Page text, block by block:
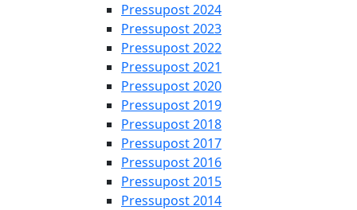
Pressupost 2024
Pressupost 2023
Pressupost 2022
Pressupost 2021
Pressupost 2020
Pressupost 2019
Pressupost 2018
Pressupost 2017
Pressupost 2016
Pressupost 2015
Pressupost 2014